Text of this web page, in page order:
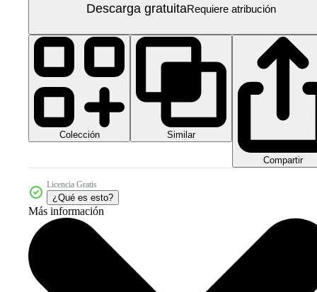
Descarga gratuitaRequiere atribución
Colección Similar
Compartir
Licencia Gratis
¿Qué es esto?
Más información